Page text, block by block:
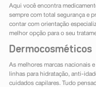
Aqui você encontra
sempre com total segurança e
contar com orientação
melhor opção para o seu
Dermocosméticos
As melhores marcas nacionais
linhas para hidratação, anti-
cuidados capilares. Tudo